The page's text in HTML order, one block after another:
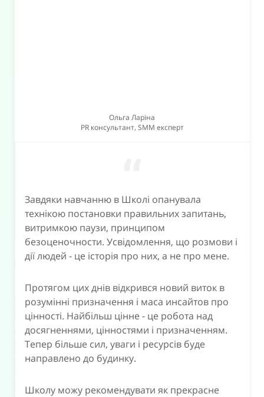
Ольга Ларіна
PR консультант, SMM експерт
Завдяки навчанню в Школі опанувала
технікою постановки правильних запитань,
витримкою паузи, принципом
безоценочности. Усвідомлення, що розмови і
дії людей - це історія про них, а не про мене.
Протягом цих днів відкрився новий виток в
розумінні призначення і маса инсайтов про
цінності. Найбільш цінне - це робота над
досягненнями, цінностями і призначенням.
Тепер більше сил, уваги і ресурсів буде
направлено до будинку.
Школу можу рекомендувати як прекрасне